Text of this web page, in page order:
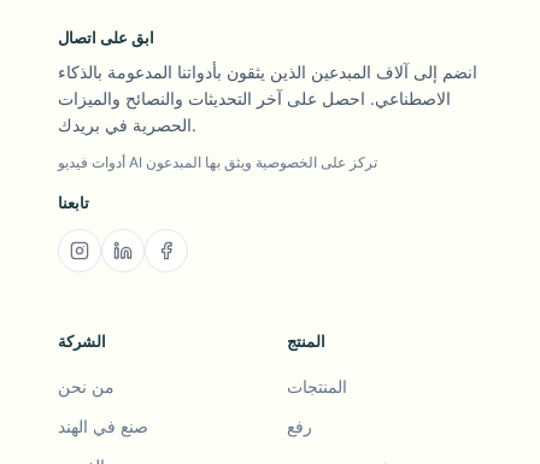
ابق على اتصال
انضم إلى آلاف المبدعين الذين يثقون بأدواتنا المدعومة بالذكاء
الاصطناعي. احصل على آخر التحديثات والنصائح والميزات
الحصرية في بريدك.
أدوات فيديو AI تركز على الخصوصية ويثق بها المبدعون
تابعنا
الشركة
من نحن
صنع في الهند
المنتج
المنتجات
رفع